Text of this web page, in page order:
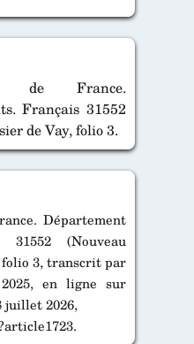
de France.
Français 31552
de Vay, folio 3.
Département
(Nouveau
folio 3, transcrit par
en ligne sur
juillet 2026,